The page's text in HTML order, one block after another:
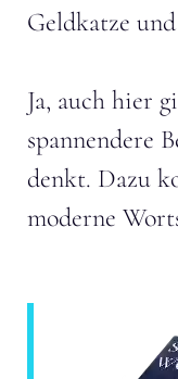
Geldkatze
Ja, auch hier
spannendere
denkt. Dazu
moderne